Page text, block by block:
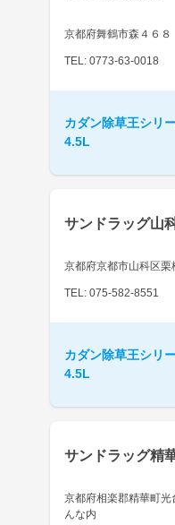
京都府舞鶴市森４６８
TEL: 0773-63-0018
カダン除草王シリ
4.5L
サンドラッグ山
京都府京都市山科区栗
TEL: 075-582-8551
カダン除草王シリ
4.5L
サンドラッグ精
京都府相楽郡精華町
んな内